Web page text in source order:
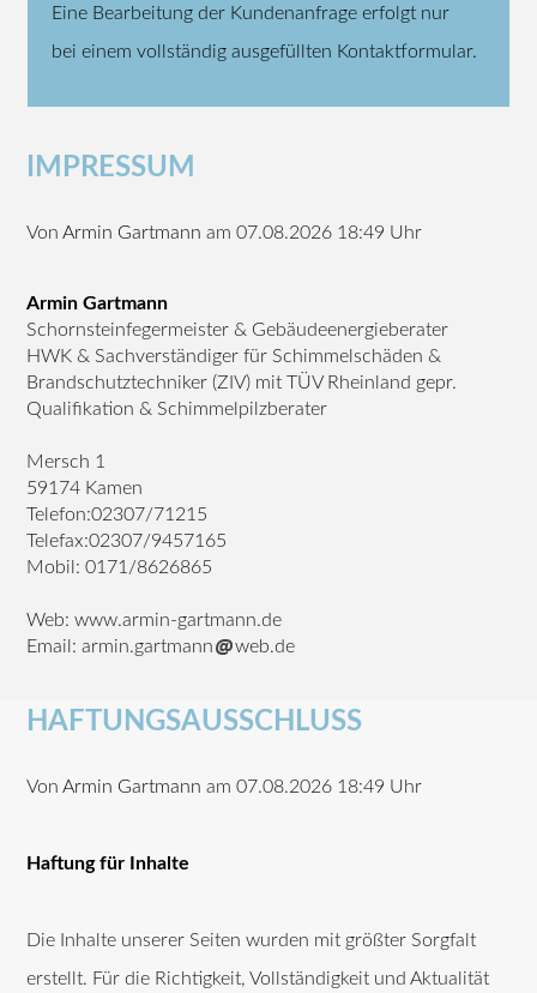
Eine Bearbeitung der Kundenanfrage erfolgt nur
bei einem vollständig ausgefüllten Kontaktformular.
IMPRESSUM
VonArmin Gartmann am 07.08.2026 18:49 Uhr
Armin Gartmann
Schornsteinfegermeister & Gebäudeenergieberater
HWK & Sachverständiger für Schimmelschäden &
Brandschutztechniker (ZIV) mit TÜV Rheinland gepr.
Qualifikation & Schimmelpilzberater
Mersch 1
59174 Kamen
Telefon:02307/71215
Telefax:02307/9457165
Mobil: 0171/8626865
Web: www.armin-gartmann.de
Email: armin.gartmann
web.de
HAFTUNGSAUSSCHLUSS
VonArmin Gartmann am 07.08.2026 18:49 Uhr
Haftung für Inhalte
Die Inhalte unserer Seiten wurden mit größter Sorgfalt
erstellt. Für die Richtigkeit, Vollständigkeit und Aktualität